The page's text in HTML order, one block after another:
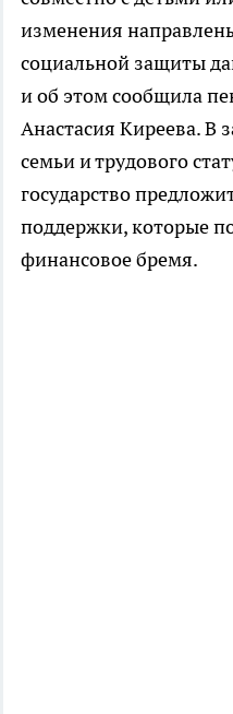
изменения
социальной защиты
и об этом сообщила
Анастасия Киреева. В
семьи и трудового
государство
поддержки, которые
финансовое бремя.